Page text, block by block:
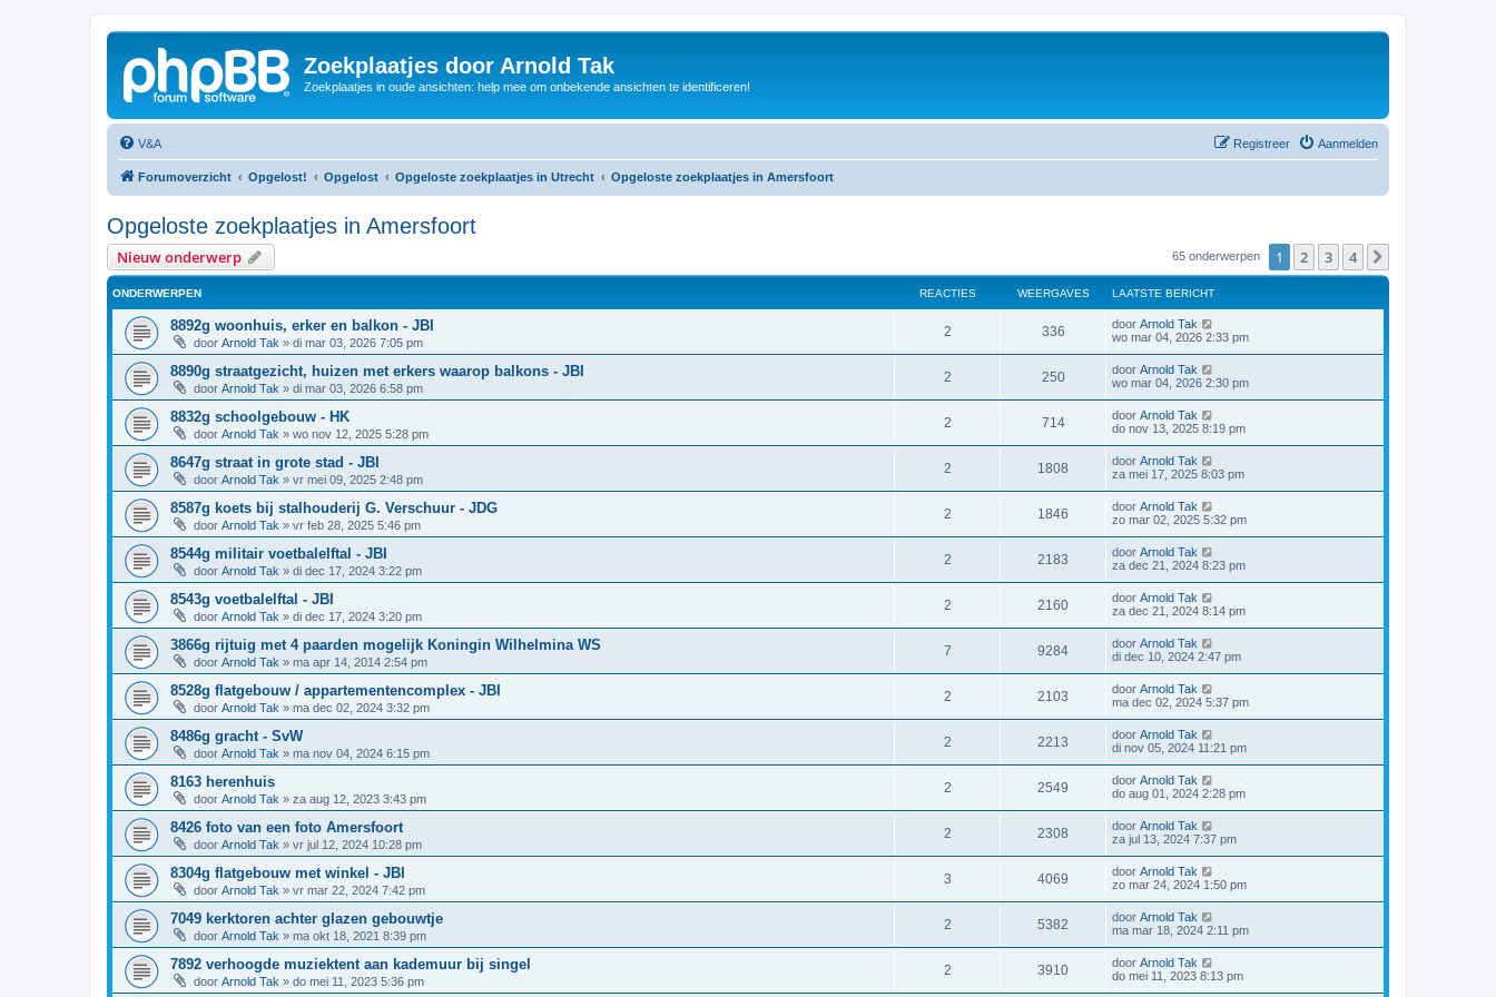
Zoekplaatjes door Arnold Tak
Zoekplaatjes in oude ansichten: help mee om onbekende ansichten te identificeren!
V&A Aanmelden
Registreer
Forumoverzicht Opgelost! Opgelost Opgeloste zoekplaatjes in Utrecht Opgeloste zoekplaatjes in Amersfoort
Opgeloste zoekplaatjes in Amersfoort
Nieuw onderwerp 65 onderwerpen 1 2 3 4
ONDERWERPEN REACTIES WEERGAVES LAATSTE BERICHT
8892g woonhuis, erker en balkon - JBI
door Arnold Tak » di mar 03, 2026 7:05 pm
2 336 door Arnold Tak
wo mar 04, 2026 2:33 pm
8890g straatgezicht, huizen met erkers waarop balkons - JBI
door Arnold Tak » di mar 03, 2026 6:58 pm
2 250 door Arnold Tak
wo mar 04, 2026 2:30 pm
8832g schoolgebouw - HK
door Arnold Tak » wo nov 12, 2025 5:28 pm
2 714 door Arnold Tak
do nov 13, 2025 8:19 pm
8647g straat in grote stad - JBI
door Arnold Tak » vr mei 09, 2025 2:48 pm
2 1808 door Arnold Tak
za mei 17, 2025 8:03 pm
8587g koets bij stalhouderij G. Verschuur - JDG
door Arnold Tak » vr feb 28, 2025 5:46 pm
2 1846 door Arnold Tak
zo mar 02, 2025 5:32 pm
8544g militair voetbalelftal - JBI
door Arnold Tak » di dec 17, 2024 3:22 pm
2 2183 door Arnold Tak
za dec 21, 2024 8:23 pm
8543g voetbalelftal - JBI
door Arnold Tak » di dec 17, 2024 3:20 pm
2 2160 door Arnold Tak
za dec 21, 2024 8:14 pm
3866g rijtuig met 4 paarden mogelijk Koningin Wilhelmina WS
door Arnold Tak » ma apr 14, 2014 2:54 pm
7 9284 door Arnold Tak
di dec 10, 2024 2:47 pm
8528g flatgebouw / appartementencomplex - JBI
door Arnold Tak » ma dec 02, 2024 3:32 pm
2 2103 door Arnold Tak
ma dec 02, 2024 5:37 pm
8486g gracht - SvW
door Arnold Tak » ma nov 04, 2024 6:15 pm
2 2213 door Arnold Tak
di nov 05, 2024 11:21 pm
8163 herenhuis
door Arnold Tak » za aug 12, 2023 3:43 pm
2 2549 door Arnold Tak
do aug 01, 2024 2:28 pm
8426 foto van een foto Amersfoort
door Arnold Tak » vr jul 12, 2024 10:28 pm
2 2308 door Arnold Tak
za jul 13, 2024 7:37 pm
8304g flatgebouw met winkel - JBI
door Arnold Tak » vr mar 22, 2024 7:42 pm
3 4069 door Arnold Tak
zo mar 24, 2024 1:50 pm
7049 kerktoren achter glazen gebouwtje
door Arnold Tak » ma okt 18, 2021 8:39 pm
2 5382 door Arnold Tak
ma mar 18, 2024 2:11 pm
7892 verhoogde muziektent aan kademuur bij singel
door Arnold Tak » do mei 11, 2023 5:36 pm
2 3910 door Arnold Tak
do mei 11, 2023 8:13 pm